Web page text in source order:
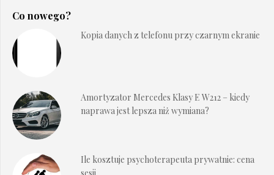
Co nowego?
Kopia danych z telefonu przy czarnym ekranie
Amortyzator Mercedes Klasy E W212 – kiedy
naprawa jest lepsza niż wymiana?
Ile kosztuje psychoterapeuta prywatnie: cena